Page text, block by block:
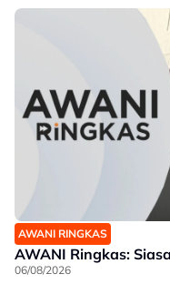
AWANI RINGKAS
AWANI Ringkas:
06/08/2026